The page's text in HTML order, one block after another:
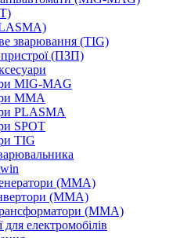
зварювання (TIG)
пристрої (ПЗП)
MIG-MAG
MMA
PLASMA
SPOT
TIG
(MMA)
(MMA)
(MMA)
для електромобілів